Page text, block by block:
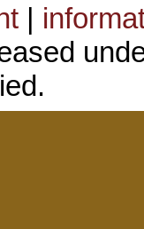
|